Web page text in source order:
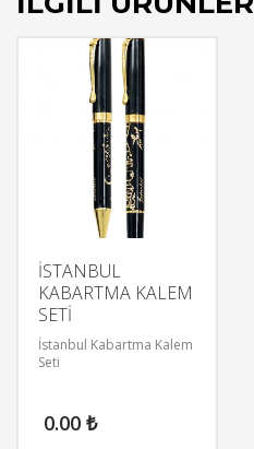
İSTANBUL
KABARTMA KALEM
SETİ
İstanbul Kabartma Kalem
Seti
0.00 ₺